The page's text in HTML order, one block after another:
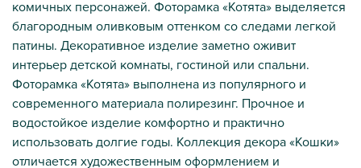
комичных персонажей. Фоторамка «Котята» выделяется
благородным оливковым оттенком со следами легкой
патины. Декоративное изделие заметно оживит
интерьер детской комнаты, гостиной или спальни.
Фоторамка «Котята» выполнена из популярного и
современного материала полирезинг. Прочное и
водостойкое изделие комфортно и практично
использовать долгие годы. Коллекция декора «Кошки»
отличается художественным оформлением и